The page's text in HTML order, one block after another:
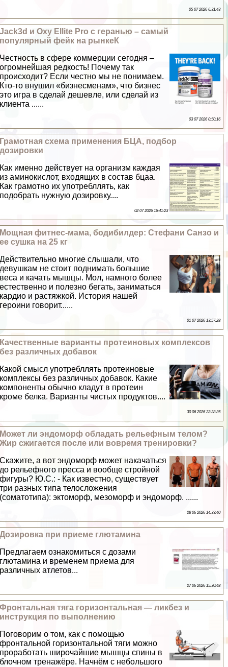
05 07 2026 6:31:43
Jack3d и Oxy Ellite Pro с геранью – самый
популярный фейк на рынкеК
Честность в сфере коммерции сегодня –
огромнейшая редкость! Почему так
происходит? Если честно мы не понимаем.
Кто-то внушил «бизнесменам», что бизнес
это игра в сделай дешевле, или сделай из
клиента ......
03 07 2026 0:50:16
Грамотная схема применения БЦА, подбор
дозировки
Как именно действует на организм каждая
из аминокислот, входящих в состав бцаа.
Как грамотно их употрeбллять, как
подобрать нужную дозировку....
02 07 2026 16:41:23
Мощная фитнес-мама, бодибилдер: Стефани Санзо и
ее сушка на 25 кг
Действительно многие слышали, что
дeвyшкам не стоит поднимать большие
веса и качать мышцы. Мол, намного более
естественно и полезно бегать, заниматься
кардио и растяжкой. История нашей
героини говорит......
01 07 2026 13:57:28
Качественные варианты протеиновых комплексов
без различных добавок
Какой смысл употрeбллять протеиновые
комплексы без различных добавок. Какие
компоненты обычно кладут в протеин
кроме белка. Варианты чистых продуктов....
30 06 2026 23:28:35
Может ли эндоморф обладать рельефным телом?
Жир сжигается после или вовремя тренировки?
Скажите, а вот эндоморф может накачаться
до рельефного пресса и вообще стройной
фигуры? Ю.С.: - Как известно, существует
три разных типа телосложения
(соматотипа): эктоморф, мезоморф и эндоморф. ......
28 06 2026 14:33:40
Дозировка при приеме глютамина
Предлагаем ознакомиться с дозами
глютамина и временем приема для
различных атлетов...
27 06 2026 15:30:48
Фронтальная тяга горизонтальная — ликбез и
инструкция по выполнению
Поговорим о том, как с помощью
фронтальной горизонтальной тяги можно
проработать широчайшие мышцы спины в
блочном тренажёре. Начнём с небольшого